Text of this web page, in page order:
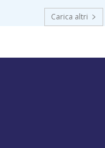
Carica altri